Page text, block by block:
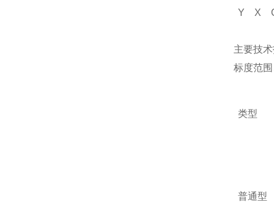
Y
X
主要技
标度范
类型
普通型